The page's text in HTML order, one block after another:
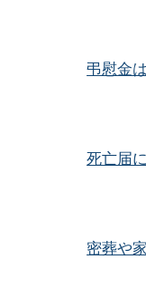
弔慰金
死亡届
密葬や